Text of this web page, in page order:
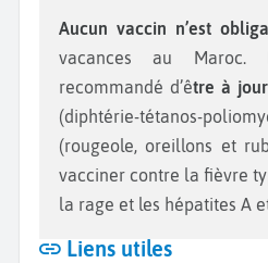
Aucun vaccin n’est
vacances au Maroc.
recommandé d’être à
(diphtérie-tétanos-
(rougeole, oreillons et
vacciner contre la fièvre
la rage et les hépatites A
Liens utiles